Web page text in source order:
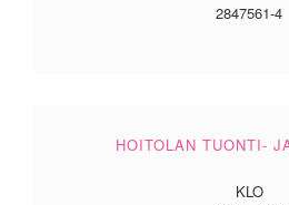
2847561-4
HOITOLAN TUONTI-
KLO